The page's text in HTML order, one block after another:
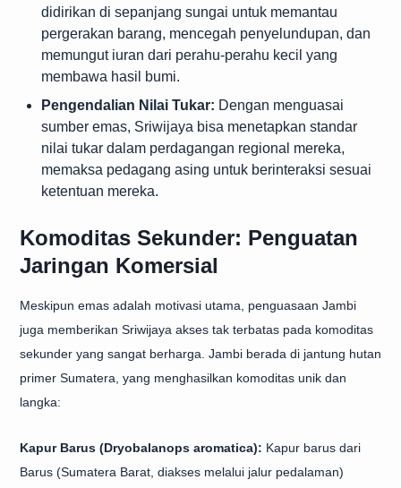
didirikan di sepanjang sungai untuk memantau
pergerakan barang, mencegah penyelundupan, dan
memungut iuran dari perahu-perahu kecil yang
membawa hasil bumi.
Pengendalian Nilai Tukar: Dengan menguasai
sumber emas, Sriwijaya bisa menetapkan standar
nilai tukar dalam perdagangan regional mereka,
memaksa pedagang asing untuk berinteraksi sesuai
ketentuan mereka.
Komoditas Sekunder: Penguatan
Jaringan Komersial
Meskipun emas adalah motivasi utama, penguasaan Jambi
juga memberikan Sriwijaya akses tak terbatas pada komoditas
sekunder yang sangat berharga. Jambi berada di jantung hutan
primer Sumatera, yang menghasilkan komoditas unik dan
langka:
Kapur Barus (Dryobalanops aromatica): Kapur barus dari
Barus (Sumatera Barat, diakses melalui jalur pedalaman)